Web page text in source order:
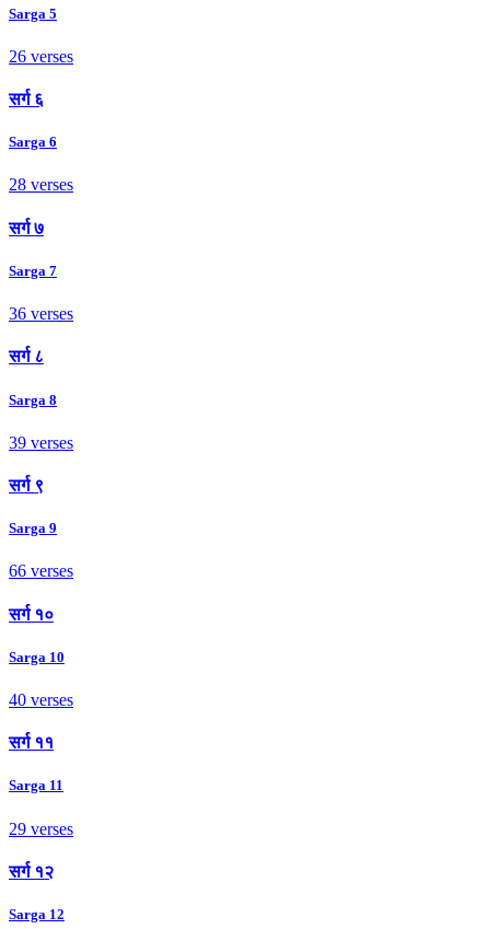
Sarga 5
26 verses
सर्ग ६
Sarga 6
28 verses
सर्ग ७
Sarga 7
36 verses
सर्ग ८
Sarga 8
39 verses
सर्ग ९
Sarga 9
66 verses
सर्ग १०
Sarga 10
40 verses
सर्ग ११
Sarga 11
29 verses
सर्ग १२
Sarga 12